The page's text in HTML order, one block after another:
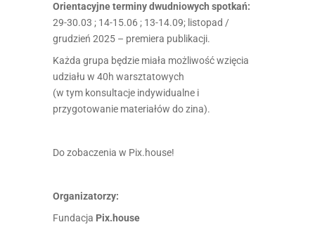
Orientacyjne terminy dwudniowych spotkań:
29-30.03 ; 14-15.06 ; 13-14.09; listopad /
grudzień 2025 – premiera publikacji.
Każda grupa będzie miała możliwość wzięcia
udziału w 40h warsztatowych
(w tym konsultacje indywidualne i
przygotowanie materiałów do zina).
Do zobaczenia w Pix.house!
Organizatorzy:
Fundacja Pix.house